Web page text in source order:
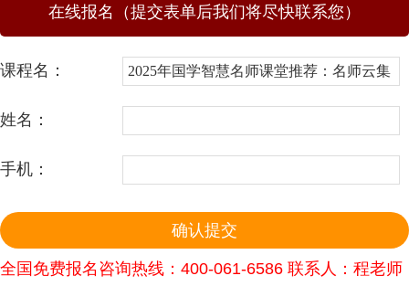
在线报名（提交表单后我们将尽快联系您）
课程名：
姓名：
手机：
全国免费报名咨询热线：400-061-6586 联系人：程老师